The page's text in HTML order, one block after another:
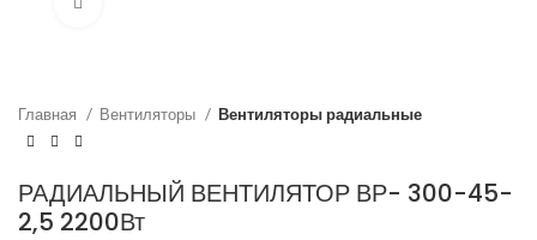
Главная Вентиляторы Вентиляторы радиальные
РАДИАЛЬНЫЙ ВЕНТИЛЯТОР ВР- 300-45-
2,5 2200Вт